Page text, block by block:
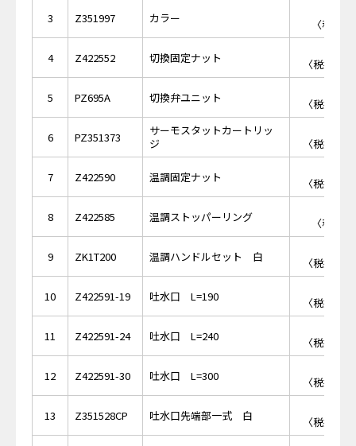
3 Z351997 カラー
〈税抜
4 Z422552 切換固定ナット
〈税抜価
5 PZ695A 切換弁ユニット
〈税抜価
6 PZ351373
サーモスタットカートリッ
ジ
〈税抜価
7 Z422590 温調固定ナット
〈税抜価
8 Z422585 温調ストッパーリング
〈税抜
9 ZK1T200 温調ハンドルセット 白
〈税抜価
10 Z422591-19 吐水口 L=190
〈税抜価
11 Z422591-24 吐水口 L=240
〈税抜価
12 Z422591-30 吐水口 L=300
〈税抜価
13 Z351528CP 吐水口先端部一式 白
〈税抜価